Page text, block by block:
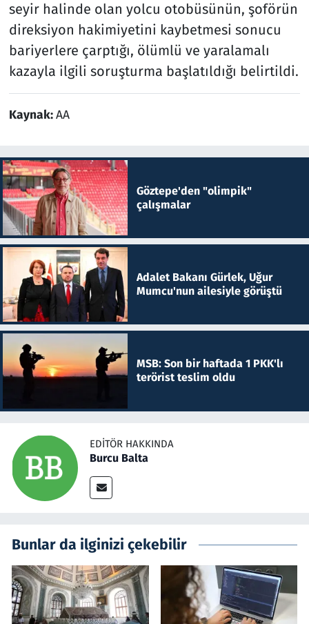
seyir halinde olan yolcu otobüsünün, şoförün
direksiyon hakimiyetini kaybetmesi sonucu
bariyerlere çarptığı, ölümlü ve yaralamalı
kazayla ilgili soruşturma başlatıldığı belirtildi.
Kaynak:AA
Göztepe'den "olimpik"
çalışmalar
Adalet Bakanı Gürlek, Uğur
Mumcu'nun ailesiyle görüştü
MSB: Son bir haftada 1 PKK'lı
terörist teslim oldu
EDITÖR HAKKINDA
Burcu Balta
Bunlar da ilginizi çekebilir